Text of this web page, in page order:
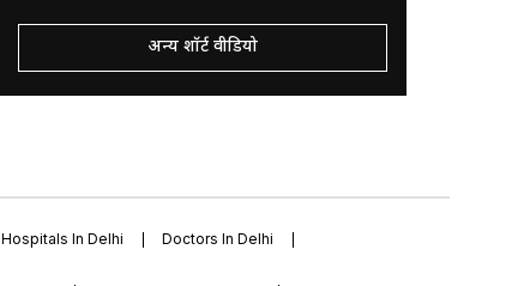
अन्य शॉर्ट वीडियो
Hospitals In Delhi Doctors In Delhi